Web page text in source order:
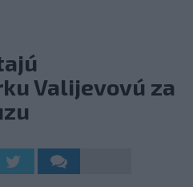
Valijevovú za